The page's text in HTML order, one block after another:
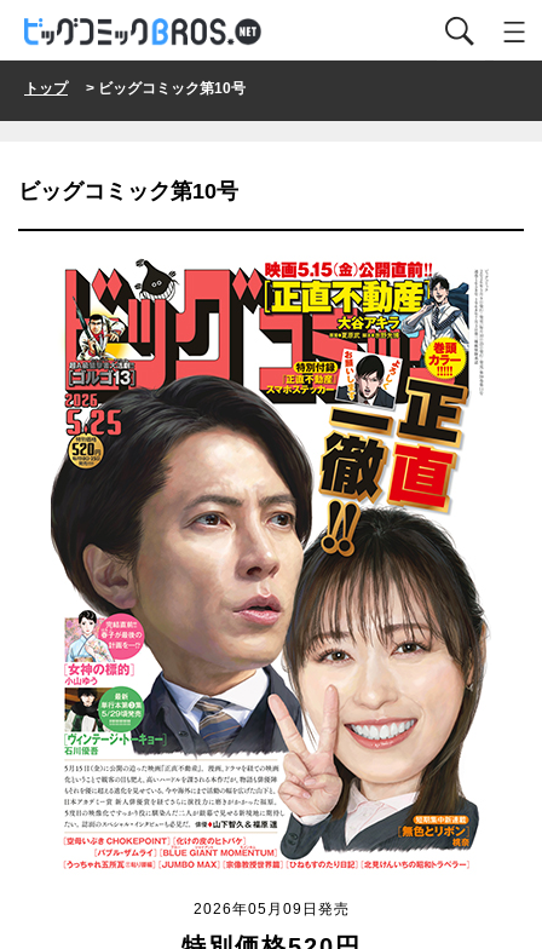
トップ> ビッグコミック第10号
ビッグコミック第10号
2026年05月09日発売